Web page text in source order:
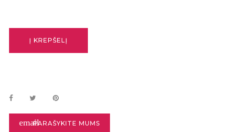
Į KREPŠELĮ
emailPARAŠYKITE MUMS